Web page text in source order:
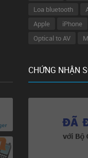
Loa bluetooth
Apple
iPhone
Optical to AV
CHỨNG NHẬN